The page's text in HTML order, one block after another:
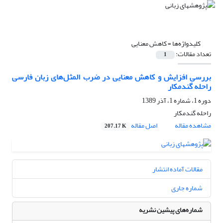
کلیدواژه‌ها =کاهش معنایی
تعداد مقالات: 1
بررسی افزایش و کاهش معنایی در ضرب المثل‌های زبان فارسی
راحله گندمکار
دوره 1، شماره 1، آذر 1389
راحله گندمکار
مشاهده مقاله
اصل مقاله 207.17 K
مقالات آماده انتشار
شماره جاری
شماره‌های پیشین نشریه